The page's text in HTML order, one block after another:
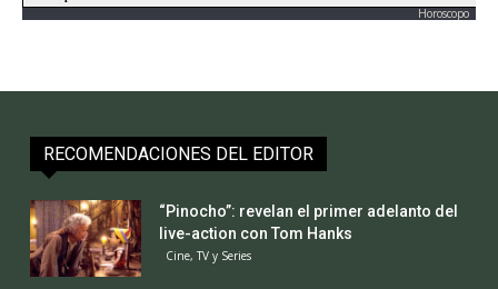
Horoscopo
RECOMENDACIONES DEL EDITOR
“Pinocho”: revelan el primer adelanto del
live-action con Tom Hanks
Cine, TV y Series